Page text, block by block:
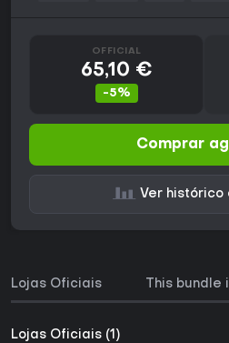
OFFICIAL
65,10 €
-5%
Comprar
Ver histórico
Lojas Oficiais This bundle
Lojas Oficiais (1)